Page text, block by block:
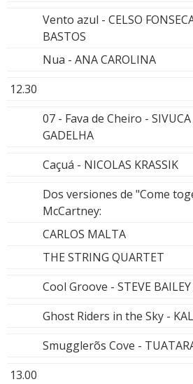
Vento azul - CELSO
BASTOS
Nua - ANA CAROLINA
12.30
07 - Fava de Cheiro -
GADELHA
Caçuá - NICOLAS KRASSIK
Dos versiones de "Come
McCartney:
CARLOS MALTA
THE STRING QUARTET
Cool Groove - STEVE
Ghost Riders in the Sky -
Smugglerõs Cove -
13.00